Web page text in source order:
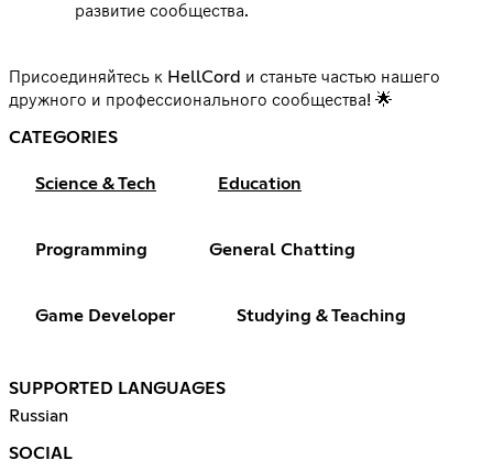
развитие сообщества.
Присоединяйтесь к HellCord и станьте частью нашего
дружного и профессионального сообщества! 🌟
CATEGORIES
Science & Tech Education
Programming General Chatting
Game Developer Studying & Teaching
SUPPORTED LANGUAGES
Russian
SOCIAL